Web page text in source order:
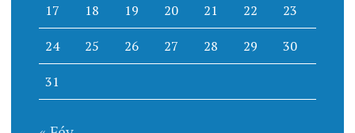
17 18 19 20 21 22 23
24 25 26 27 28 29 30
31